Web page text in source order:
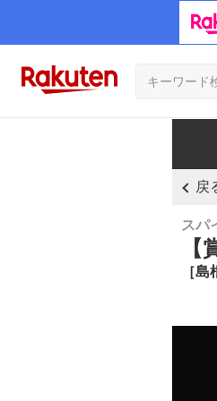
戻
スパ
［